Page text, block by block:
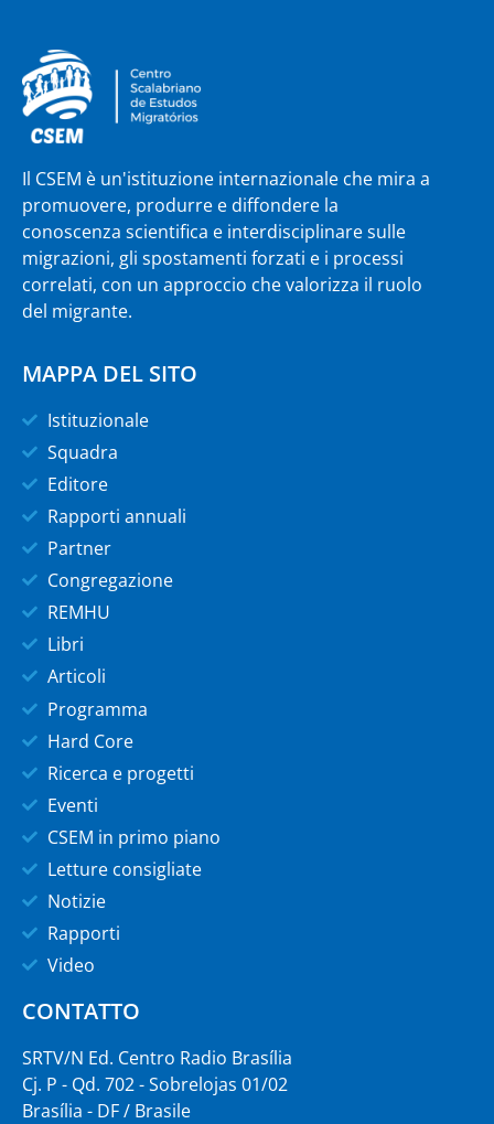
Il CSEM è un'istituzione internazionale che mira a
promuovere, produrre e diffondere la
conoscenza scientifica e interdisciplinare sulle
migrazioni, gli spostamenti forzati e i processi
correlati, con un approccio che valorizza il ruolo
del migrante.
MAPPA DEL SITO
Istituzionale
Squadra
Editore
Rapporti annuali
Partner
Congregazione
REMHU
Libri
Articoli
Programma
Hard Core
Ricerca e progetti
Eventi
CSEM in primo piano
Letture consigliate
Notizie
Rapporti
Video
CONTATTO
SRTV/N Ed. Centro Radio Brasília
Cj. P - Qd. 702 - Sobrelojas 01/02
Brasília - DF / Brasile